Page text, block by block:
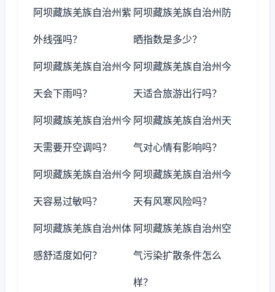
阿坝藏族羌族自治州紫
外线强吗？
阿坝藏族羌族自治州防
晒指数是多少？
阿坝藏族羌族自治州今
天会下雨吗？
阿坝藏族羌族自治州今
天适合旅游出行吗？
阿坝藏族羌族自治州今
天需要开空调吗？
阿坝藏族羌族自治州天
气对心情有影响吗？
阿坝藏族羌族自治州今
天容易过敏吗？
阿坝藏族羌族自治州今
天有风寒风险吗？
阿坝藏族羌族自治州体
感舒适度如何？
阿坝藏族羌族自治州空
气污染扩散条件怎么
样？